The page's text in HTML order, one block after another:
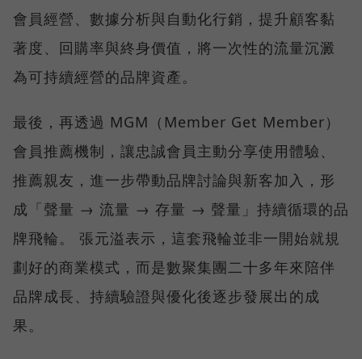
會員經營、數據分析與自動化行銷，提升顧客黏
著度、回購率與終身價值，將一次性的流量沉澱
為可持續經營的品牌資產。
最後，再透過 MGM（Member Get Member）
會員推薦機制，讓忠誠會員主動分享使用體驗、
推薦親友，進一步帶動品牌討論與新客加入，形
成「聲量 → 流量 → 存量 → 聲量」持續循環的品
牌飛輪。 張元溢表示，這套飛輪並非一開始就規
劃好的商業模式，而是數聚集團二十多年來陪伴
品牌成長、持續驗證與優化後逐步發展出的成
果。